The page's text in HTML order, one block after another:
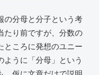
分母と分子という考
たり前ですが、分数の
ところに発想のユニー
ように「分母」という